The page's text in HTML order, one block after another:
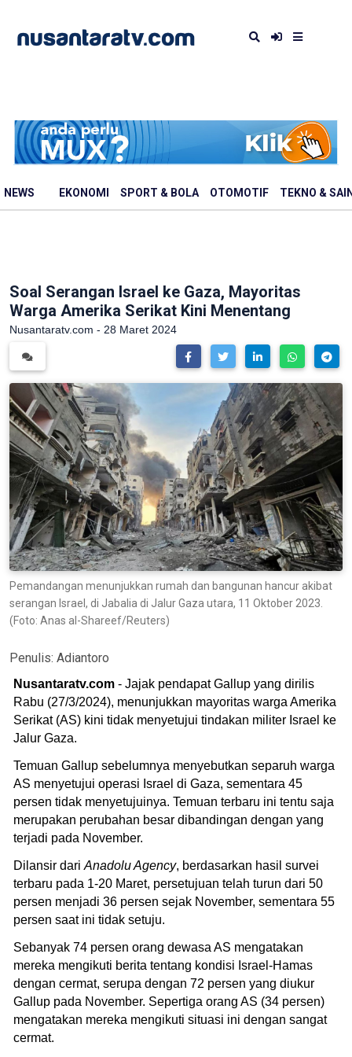
NEWS EKONOMI SPORT & BOLA OTOMOTIF TEKNO &
Soal Serangan Israel ke Gaza, Mayoritas
Warga Amerika Serikat Kini Menentang
Nusantaratv.com - 28 Maret 2024
Pemandangan menunjukkan rumah dan bangunan hancur akibat
serangan Israel, di Jabalia di Jalur Gaza utara, 11 Oktober 2023.
(Foto: Anas al-Shareef/Reuters)
Penulis: Adiantoro
Nusantaratv.com - Jajak pendapat Gallup yang dirilis
Rabu (27/3/2024), menunjukkan mayoritas warga Amerika
Serikat (AS) kini tidak menyetujui tindakan militer Israel ke
Jalur Gaza.
Temuan Gallup sebelumnya menyebutkan separuh warga
AS menyetujui operasi Israel di Gaza, sementara 45
persen tidak menyetujuinya. Temuan terbaru ini tentu saja
merupakan perubahan besar dibandingan dengan yang
terjadi pada November.
Dilansir dari Anadolu Agency, berdasarkan hasil survei
terbaru pada 1-20 Maret, persetujuan telah turun dari 50
persen menjadi 36 persen sejak November, sementara 55
persen saat ini tidak setuju.
Sebanyak 74 persen orang dewasa AS mengatakan
mereka mengikuti berita tentang kondisi Israel-Hamas
dengan cermat, serupa dengan 72 persen yang diukur
Gallup pada November. Sepertiga orang AS (34 persen)
mengatakan mereka mengikuti situasi ini dengan sangat
cermat.